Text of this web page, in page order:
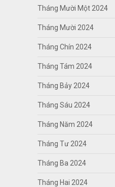
Tháng Mười Một 2024
Tháng Mười 2024
Tháng Chín 2024
Tháng Tám 2024
Tháng Bảy 2024
Tháng Sáu 2024
Tháng Năm 2024
Tháng Tư 2024
Tháng Ba 2024
Tháng Hai 2024